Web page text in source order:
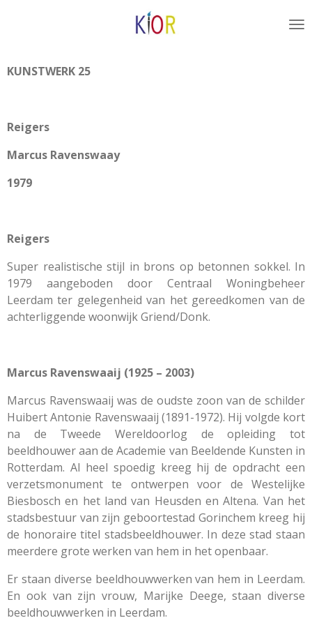
de
KUNSTWERK 25
Reigers
Marcus Ravenswaay
1979
Reigers
Super realistische stijl in brons op betonnen sokkel. In
1979 aangeboden door Centraal Woningbeheer
Leerdam ter gelegenheid van het gereedkomen van de
achterliggende woonwijk Griend/Donk.
Marcus Ravenswaaij (1925 – 2003)
Marcus Ravenswaaij was de oudste zoon van de schilder
Huibert Antonie Ravenswaaij (1891-1972). Hij volgde kort
na de Tweede Wereldoorlog de opleiding tot
beeldhouwer aan de Academie van Beeldende Kunsten in
Rotterdam. Al heel spoedig kreeg hij de opdracht een
verzetsmonument te ontwerpen voor de Westelijke
Biesbosch en het land van Heusden en Altena. Van het
stadsbestuur van zijn geboortestad Gorinchem kreeg hij
de honoraire titel stadsbeeldhouwer. In deze stad staan
meerdere grote werken van hem in het openbaar.
Er staan diverse beeldhouwwerken van hem in Leerdam.
En ook van zijn vrouw, Marijke Deege, staan diverse
beeldhouwwerken in Leerdam.